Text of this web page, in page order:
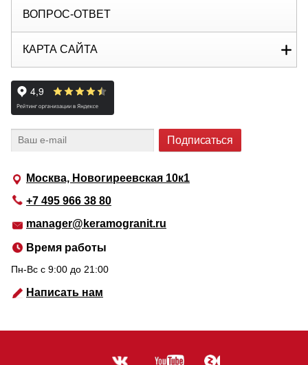
Москва, Новогиреевская 10к1
+7 495 966 38 80
manager@keramogranit.ru
Время работы
Пн-Вс c 9:00 до 21:00
Написать нам
ВОПРОС-ОТВЕТ
КАРТА САЙТА